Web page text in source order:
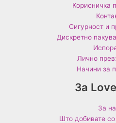
Корисничка
Сигурност и
Дискретно
Лично
Начини за
За
За
Што добивате